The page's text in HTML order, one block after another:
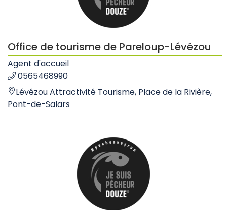
Office de tourisme de Pareloup-Lévézou
Agent d'accueil
0565468990
Lévézou Attractivité Tourisme, Place de la Rivière,
Pont-de-Salars